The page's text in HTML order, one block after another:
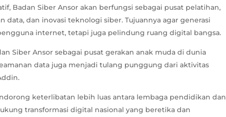
Badan Siber Ansor akan berfungsi sebagai pusat pelatihan,
data, dan inovasi teknologi siber. Tujuannya agar generasi
internet, tetapi juga pelindung ruang digital bangsa.
Siber Ansor sebagai pusat gerakan anak muda di dunia
data juga menjadi tulang punggung dari aktivitas
keterlibatan lebih luas antara lembaga pendidikan dan
transformasi digital nasional yang beretika dan